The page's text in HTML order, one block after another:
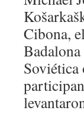
Cibona,